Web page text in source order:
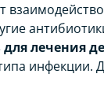
лечения